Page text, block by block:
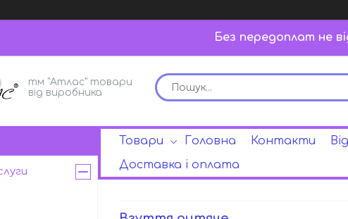
Без передоплат не
тм "Атлас" товари
від виробника
Товари Головна Контакти
Доставка і оплата